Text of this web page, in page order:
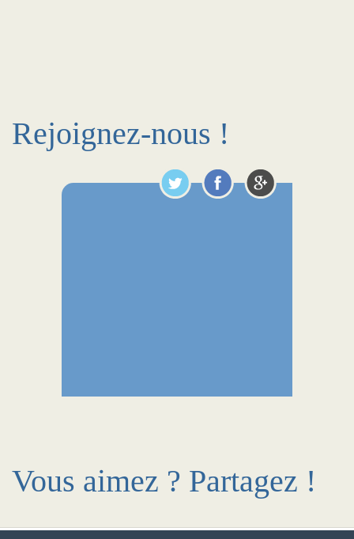
Rejoignez-nous !
Vous aimez ? Partagez !